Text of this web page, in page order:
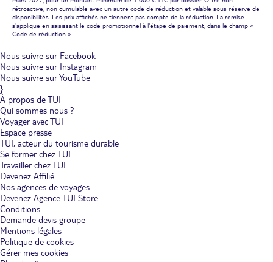
rétroactive, non cumulable avec un autre code de réduction et valable sous réserve de
disponibilités. Les prix affichés ne tiennent pas compte de la réduction. La remise
s'applique en saisissant le code promotionnel à l'étape de paiement, dans le champ «
Code de réduction ».
Nous suivre sur Facebook
Nous suivre sur Instagram
Nous suivre sur YouTube
}
À propos de TUI
Qui sommes nous ?
Voyager avec TUI
Espace presse
TUI, acteur du tourisme durable
Se former chez TUI
Travailler chez TUI
Devenez Affilié
Nos agences de voyages
Devenez Agence TUI Store
Conditions
Demande devis groupe
Mentions légales
Politique de cookies
Gérer mes cookies